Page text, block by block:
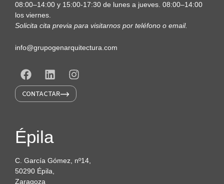
08:00–14:00 y 15:00-17:30 de lunes a jueves. 08:00–14:00
los viernes.
Solicita cita previa para visitarnos por teléfono o email.
info@grupogenarquitectura.com
CONTACTAR
Épila
C. García Gómez, nº14,
50290 Épila,
Zaragoza